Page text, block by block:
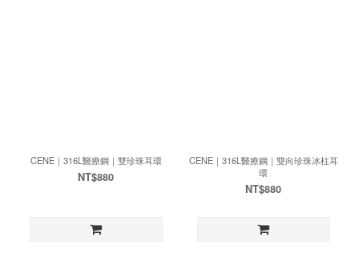
CENE｜316L醫療鋼｜雙珍珠耳環
NT$880
CENE｜316L醫療鋼｜雙向珍珠冰柱耳
環
NT$880